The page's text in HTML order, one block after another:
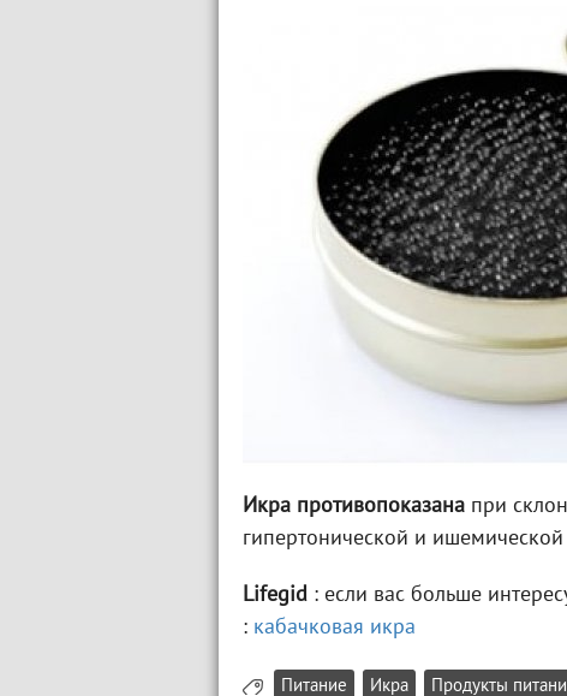
Икра противопоказана при
гипертонической и ишемической
Lifegid : если вас больше
: кабачковая икра
Питание Икра Продукты